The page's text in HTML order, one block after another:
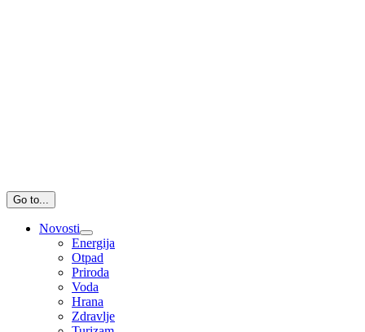
Go to...
Novosti
Energija
Otpad
Priroda
Voda
Hrana
Zdravlje